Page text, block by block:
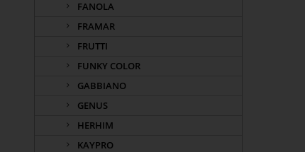
FANOLA
FRAMAR
FRUTTI
FUNKY COLOR
GABBIANO
GENUS
HERHIM
KAYPRO